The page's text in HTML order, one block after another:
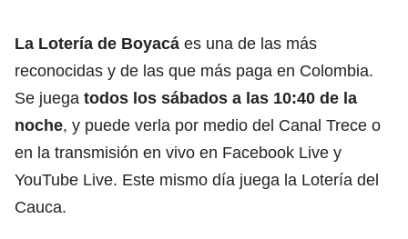
La Lotería de Boyacá es una de las más
reconocidas y de las que más paga en Colombia.
Se juega todos los sábados a las 10:40 de la
noche, y puede verla por medio del Canal Trece o
en la transmisión en vivo en Facebook Live y
YouTube Live. Este mismo día juega la Lotería del
Cauca.